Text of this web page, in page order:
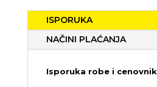
ISPORUKA
NAČINI PLAĆANJA
Isporuka robe i cenovnik